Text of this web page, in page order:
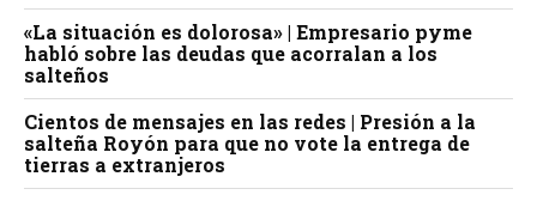
«La situación es dolorosa» | Empresario pyme
habló sobre las deudas que acorralan a los
salteños
Cientos de mensajes en las redes | Presión a la
salteña Royón para que no vote la entrega de
tierras a extranjeros